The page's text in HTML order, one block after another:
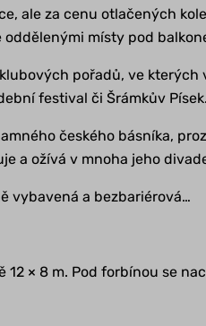
ale za cenu otlačených
místy pod
pořadů, ve
festival či Šrámkův Písek.
českého básníka,
a ožívá v mnoha jeho
vybavená a bezbariérová…
× 8 m. Pod forbínou se